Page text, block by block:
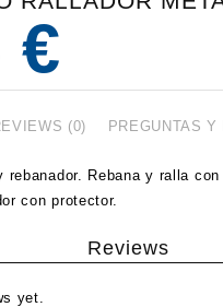
€
(0) PREGUNTAS
rebanador. Rebana y ralla
con protector.
Reviews
yet.